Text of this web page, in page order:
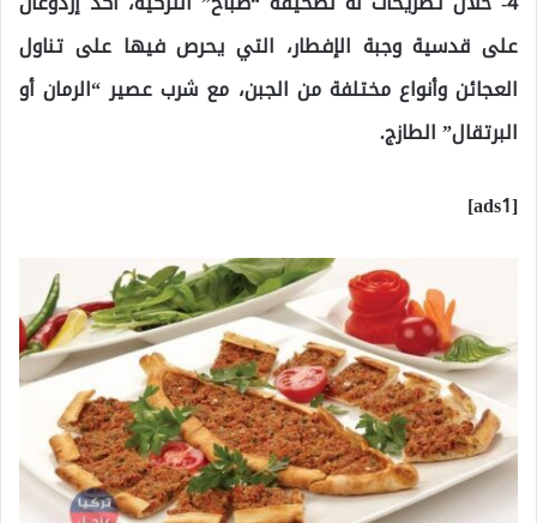
على قدسية وجبة الإفطار، التي يحرص فيها على تناول
العجائن وأنواع مختلفة من الجبن، مع شرب عصير “الرمان أو
البرتقال” الطازج.
[ads1]